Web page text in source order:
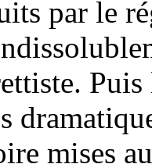
par le
Puis
mises